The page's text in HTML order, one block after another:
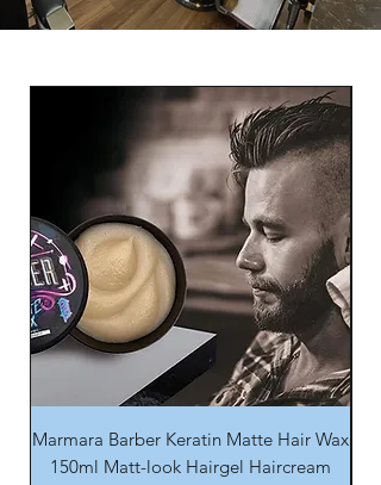
Marmara Barber Keratin Matte Hair Wax
150ml Matt-look Hairgel Haircream